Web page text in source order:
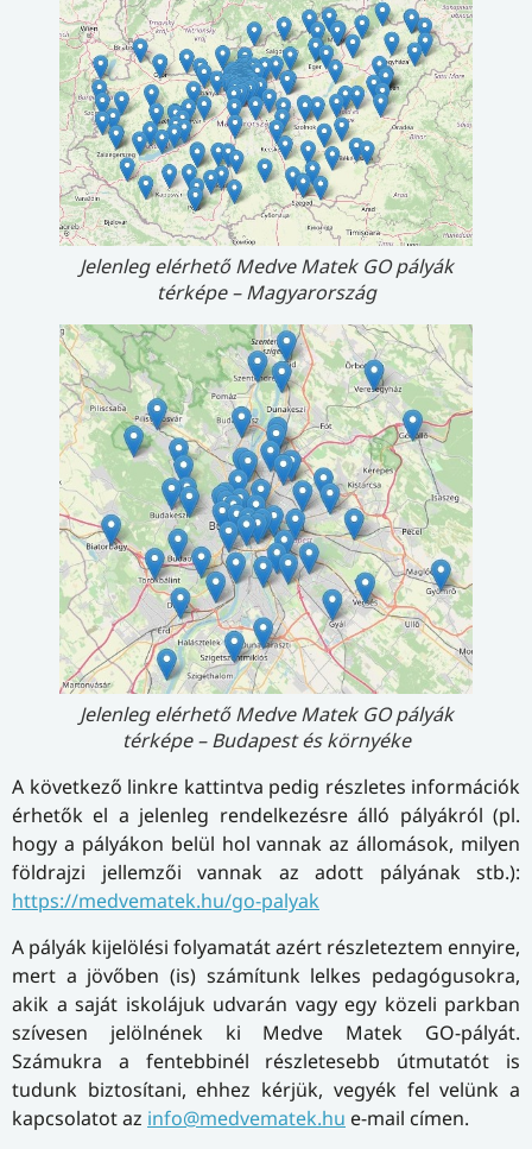
Jelenleg elérhető Medve Matek GO pályák
térképe – Magyarország
Jelenleg elérhető Medve Matek GO pályák
térképe – Budapest és környéke
A következő linkre kattintva pedig részletes információk
érhetők el a jelenleg rendelkezésre álló pályákról (pl.
hogy a pályákon belül hol vannak az állomások, milyen
földrajzi jellemzői vannak az adott pályának stb.):
https://medvematek.hu/go-palyak
A pályák kijelölési folyamatát azért részleteztem ennyire,
mert a jövőben (is) számítunk lelkes pedagógusokra,
akik a saját iskolájuk udvarán vagy egy közeli parkban
szívesen jelölnének ki Medve Matek GO-pályát.
Számukra a fentebbinél részletesebb útmutatót is
tudunk biztosítani, ehhez kérjük, vegyék fel velünk a
kapcsolatot az info@medvematek.hu e-mail címen.